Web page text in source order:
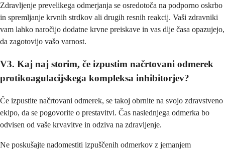
Zdravljenje prevelikega odmerjanja se osredotoča na podporno oskrbo
in spremljanje krvnih strdkov ali drugih resnih reakcij. Vaši zdravniki
vam lahko naročijo dodatne krvne preiskave in vas dlje časa opazujejo,
da zagotovijo vašo varnost.
V3. Kaj naj storim, če izpustim načrtovani odmerek
protikoagulacijskega kompleksa inhibitorjev?
Če izpustite načrtovani odmerek, se takoj obrnite na svojo zdravstveno
ekipo, da se pogovorite o prestavitvi. Čas naslednjega odmerka bo
odvisen od vaše krvavitve in odziva na zdravljenje.
Ne poskušajte nadomestiti izpuščenih odmerkov z jemanjem